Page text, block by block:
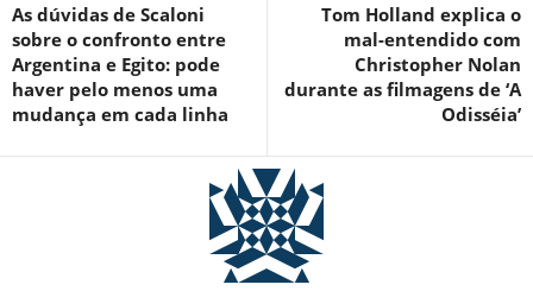
As dúvidas de Scaloni
sobre o confronto entre
Argentina e Egito: pode
haver pelo menos uma
mudança em cada linha
Tom Holland explica o
mal-entendido com
Christopher Nolan
durante as filmagens de ‘A
Odisséia’